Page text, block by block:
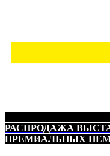
РАСПРОДАЖА
ПРЕМИАЛЬНЫХ